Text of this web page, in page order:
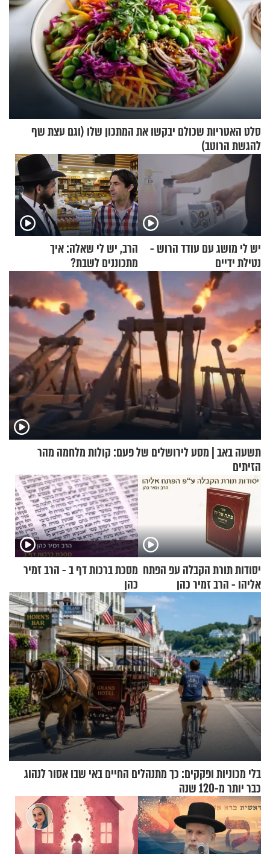
סלט האטריות שכולם יבקשו את המתכון שלו (וגם עצת שף
להגשת הרוטב)
יש לי מושג עם עודד הרוש -
נטילת ידיים
הרב, יש לי שאלה: איך
מתכוננים לשבת?
תשעה באב | מסע לירושלים של פעם: קולות מלחמה מהר
הזיתים
יסודות תורת הקבלה עפ הפתח
אליהו - הרב זמיר כהן
מסכת ברכות דף ב - הרב זמיר
כהן
בלי מכוניות ופקקים: כך מתנהלים החיים באי שבו אסור לנהוג
כבר יותר מ-120 שנה